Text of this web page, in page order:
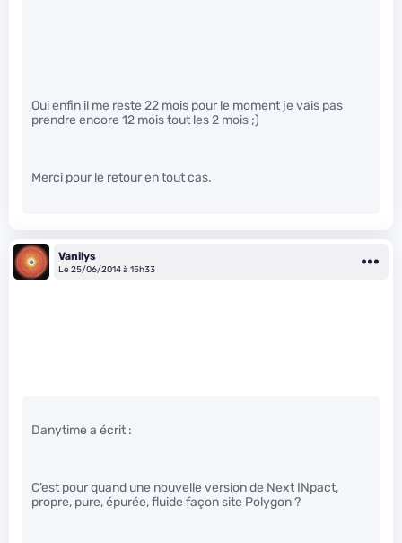
Oui enfin il me reste 22 mois pour le moment je vais pas
prendre encore 12 mois tout les 2 mois ;)
Merci pour le retour en tout cas.
Vanilys
Le 25/06/2014 à 15h33
Danytime a écrit :
C’est pour quand une nouvelle version de Next INpact,
propre, pure, épurée, fluide façon site Polygon ?